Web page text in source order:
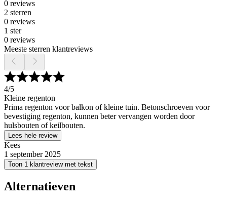
0 reviews
2 sterren
0 reviews
1 ster
0 reviews
Meeste sterren klantreviews
4/5
Kleine regenton
Prima regenton voor balkon of kleine tuin. Betonschroeven voor
bevestiging regenton, kunnen beter vervangen worden door
hulsbouten of keilbouten.
Lees hele review
Kees
1 september 2025
Toon 1 klantreview met tekst
Alternatieven